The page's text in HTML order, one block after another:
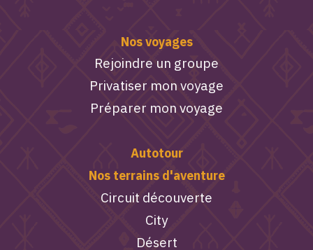
Nos voyages
Rejoindre un groupe
Privatiser mon voyage
Préparer mon voyage
Autotour
Nos terrains d'aventure
Circuit découverte
City
Désert